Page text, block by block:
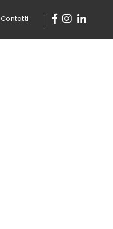
Contatti